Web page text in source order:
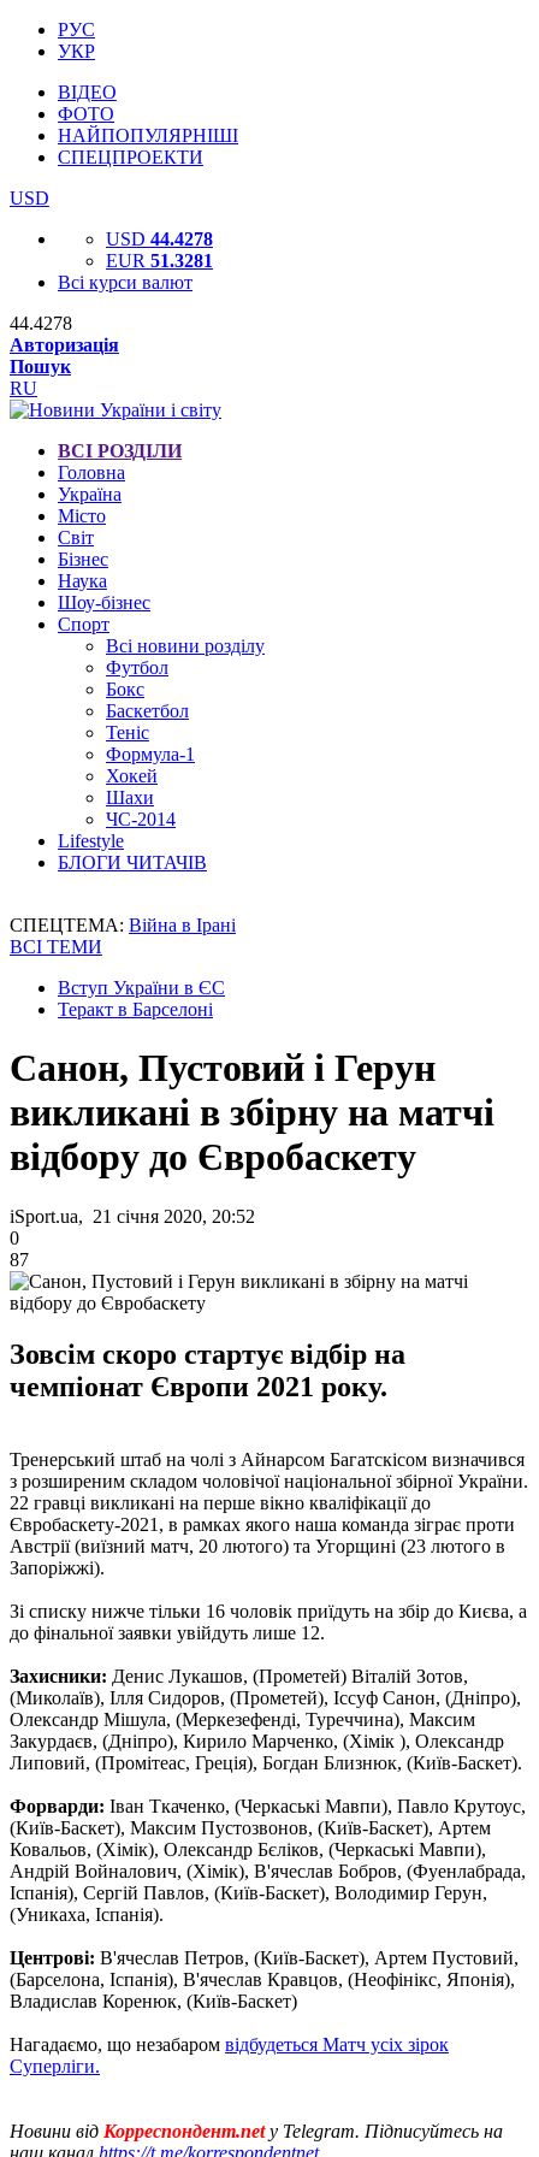
РУС
УКР
ВІДЕО
ФОТО
НАЙПОПУЛЯРНІШІ
СПЕЦПРОЕКТИ
USD
USD 44.4278
EUR 51.3281
Всі курси валют
44.4278
Авторизація
Пошук
RU
ВСІ РОЗДІЛИ
Головна
Україна
Місто
Світ
Бізнес
Наука
Шоу-бізнес
Спорт
Всі новини розділу
Футбол
Бокс
Баскетбол
Теніс
Формула-1
Хокей
Шахи
ЧС-2014
Lifestyle
БЛОГИ ЧИТАЧІВ
СПЕЦТЕМА: Війна в Ірані
ВСІ ТЕМИ
Вступ України в ЄС
Теракт в Барселоні
Санон, Пустовий і Герун
викликані в збірну на матчі
відбору до Євробаскету
iSport.ua, 21 січня 2020, 20:52
0
87
Зовсім скоро стартує відбір на
чемпіонат Європи 2021 року.
Тренерський штаб на чолі з Айнарсом Багатскісом визначився
з розширеним складом чоловічої національної збірної України.
22 гравці викликані на перше вікно кваліфікації до
Євробаскету-2021, в рамках якого наша команда зіграє проти
Австрії (виїзний матч, 20 лютого) та Угорщині (23 лютого в
Запоріжжі).
Зі списку нижче тільки 16 чоловік приїдуть на збір до Києва, а
до фінальної заявки увійдуть лише 12.
Захисники: Денис Лукашов, (Прометей) Віталій Зотов,
(Миколаїв), Ілля Сидоров, (Прометей), Іссуф Санон, (Дніпро),
Олександр Мішула, (Меркезефенді, Туреччина), Максим
Закурдаєв, (Дніпро), Кирило Марченко, (Хімік ), Олександр
Липовий, (Промітеас, Греція), Богдан Близнюк, (Київ-Баскет).
Форварди: Іван Ткаченко, (Черкаські Мавпи), Павло Крутоус,
(Київ-Баскет), Максим Пустозвонов, (Київ-Баскет), Артем
Ковальов, (Хімік), Олександр Бєліков, (Черкаські Мавпи),
Андрій Войналович, (Хімік), В'ячеслав Бобров, (Фуенлабрада,
Іспанія), Сергій Павлов, (Київ-Баскет), Володимир Герун,
(Уникаха, Іспанія).
Центрові: В'ячеслав Петров, (Київ-Баскет), Артем Пустовий,
(Барселона, Іспанія), В'ячеслав Кравцов, (Неофінікс, Японія),
Владислав Коренюк, (Київ-Баскет)
Нагадаємо, що незабаром відбудеться Матч усіх зірок
Суперліги.
Новини від Корреспондент.net у Telegram. Підписуйтесь на
наш канал https://t.me/korrespondentnet.